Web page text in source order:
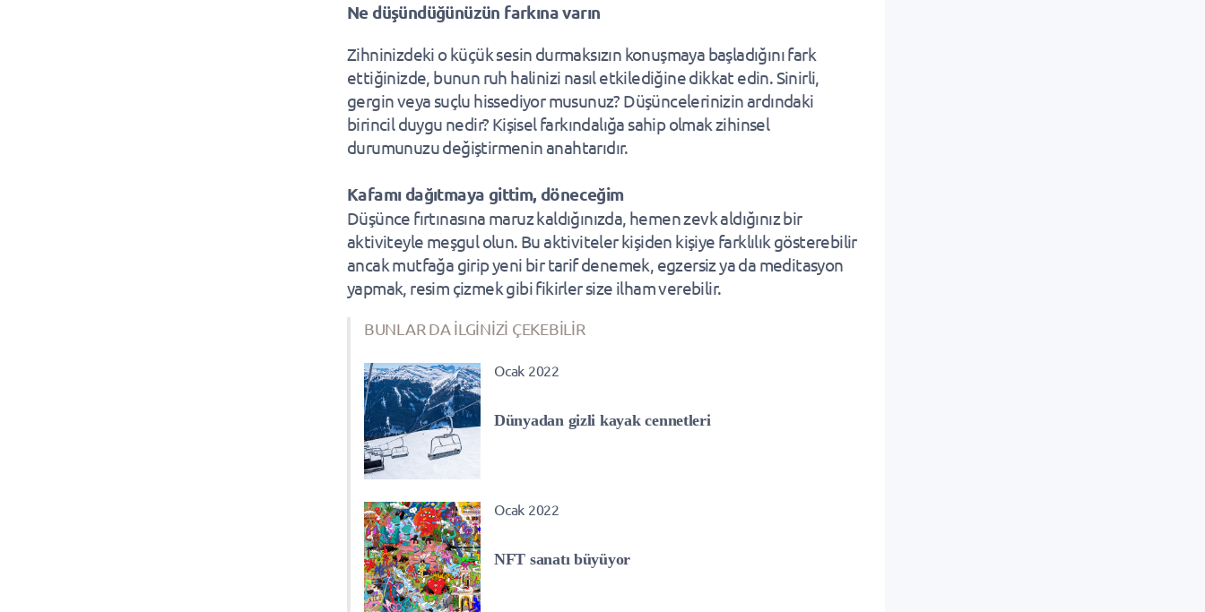
Ne düşündüğünüzün farkına varın
Zihninizdeki o küçük sesin durmaksızın konuşmaya başladığını fark
ettiğinizde, bunun ruh halinizi nasıl etkilediğine dikkat edin. Sinirli,
gergin veya suçlu hissediyor musunuz? Düşüncelerinizin ardındaki
birincil duygu nedir? Kişisel farkındalığa sahip olmak zihinsel
durumunuzu değiştirmenin anahtarıdır.
Kafamı dağıtmaya gittim, döneceğim
Düşünce fırtınasına maruz kaldığınızda, hemen zevk aldığınız bir
aktiviteyle meşgul olun. Bu aktiviteler kişiden kişiye farklılık gösterebilir
ancak mutfağa girip yeni bir tarif denemek, egzersiz ya da meditasyon
yapmak, resim çizmek gibi fikirler size ilham verebilir.
BUNLAR DA İLGİNİZİ ÇEKEBİLİR
Ocak 2022
Dünyadan gizli kayak cennetleri
Ocak 2022
NFT sanatı büyüyor